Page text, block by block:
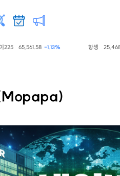
65,561.58 -1.13% 항셍 25,468.58